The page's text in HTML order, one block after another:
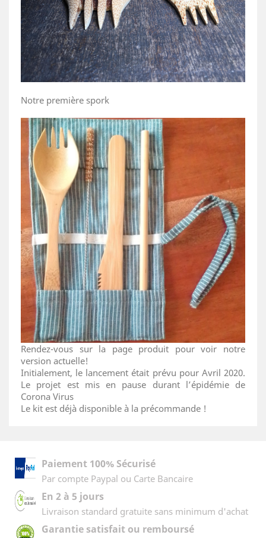
Notre première spork
Rendez-vous sur la page produit pour voir notre
version actuelle!
Initialement, le lancement était prévu pour Avril 2020.
Le projet est mis en pause durant l’épidémie de
Corona Virus
Le kit est déjà disponible à la précommande !
Paiement 100% Sécurisé
Par compte Paypal ou Carte Bancaire
En 2 à 5 jours
Livraison standard gratuite sans minimum d'achat
Garantie satisfait ou remboursé